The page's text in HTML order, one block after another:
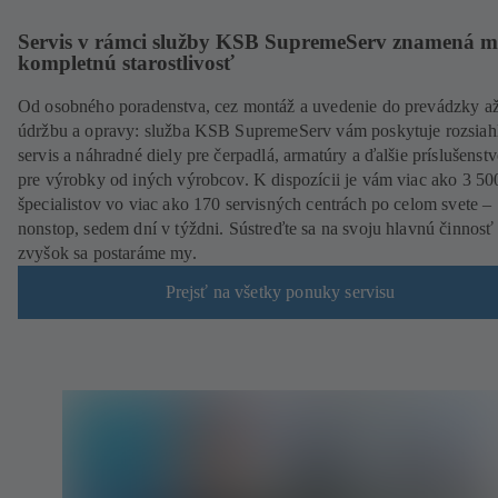
Servis v rámci služby KSB SupremeServ znamená
kompletnú starostlivosť
Od osobného poradenstva, cez montáž a uvedenie do prevádzky
údržbu a opravy: služba KSB SupremeServ vám poskytuje
servis a náhradné diely pre čerpadlá, armatúry a ďalšie
pre výrobky od iných výrobcov. K dispozícii je vám viac ako 3
špecialistov vo viac ako 170 servisných centrách po celom svete –
nonstop, sedem dní v týždni. Sústreďte sa na svoju hlavnú činnosť
zvyšok sa postaráme my.
Prejsť na všetky ponuky servisu